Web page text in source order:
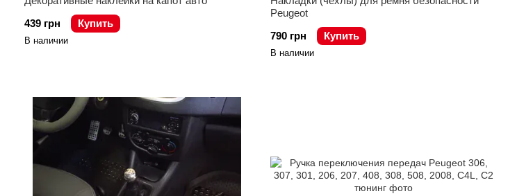
439 грн
Купить
В наличии
Peugeot
790 грн
Купить
В наличии